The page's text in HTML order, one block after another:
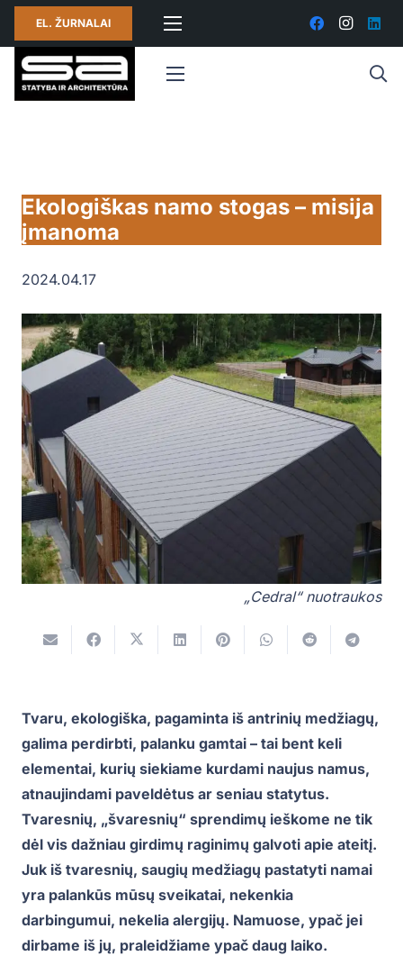
EL. ŽURNALAI
Ekologiškas namo stogas – misija
įmanoma
2024.04.17
„Cedral“ nuotraukos
Tvaru, ekologiška, pagaminta iš antrinių medžiagų,
galima perdirbti, palanku gamtai – tai bent keli
elementai, kurių siekiame kurdami naujus namus,
atnaujindami paveldėtus ar seniau statytus.
Tvaresnių, „švaresnių“ sprendimų ieškome ne tik
dėl vis dažniau girdimų raginimų galvoti apie ateitį.
Juk iš tvaresnių, saugių medžiagų pastatyti namai
yra palankūs mūsų sveikatai, nekenkia
darbingumui, nekelia alergijų. Namuose, ypač jei
dirbame iš jų, praleidžiame ypač daug laiko.